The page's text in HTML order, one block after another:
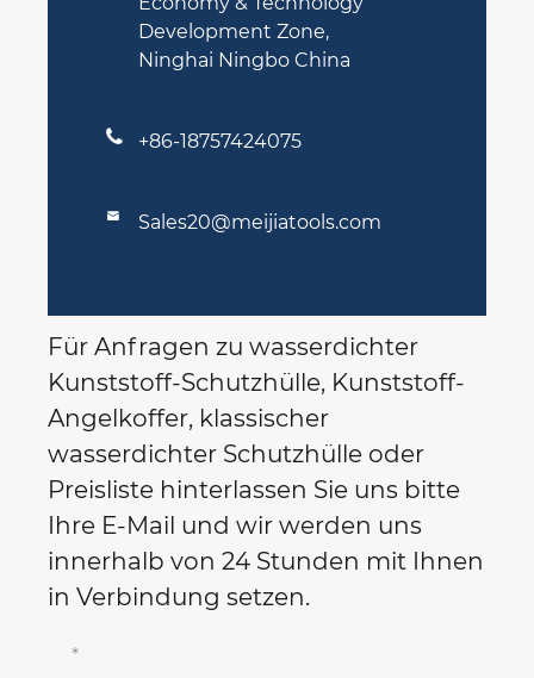
Development Zone,
Ninghai Ningbo China
 +86-18757424075
 Sales20@meijiatools.com
Für Anfragen zu wasserdichter
Kunststoff-Schutzhülle, Kunststoff-
Angelkoffer, klassischer
wasserdichter Schutzhülle oder
Preisliste hinterlassen Sie uns bitte
Ihre E-Mail und wir werden uns
innerhalb von 24 Stunden mit Ihnen
in Verbindung setzen.